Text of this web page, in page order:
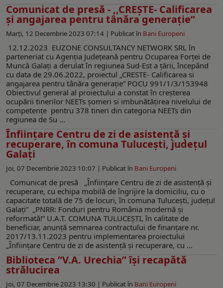
Comunicat de presă - ,,CREȘTE- Calificarea
și angajarea pentru tânăra generație”
Marți, 12 Decembrie 2023 07:14 | Publicat în Bani Europeni
12.12.2023 EUZONE CONSULTANCY NETWORK SRL în
parteneriat cu Agenția Județeană pentru Ocuparea Forței de
Muncă Galați a derulat în regiunea Sud-Est a țării, începând
cu data de 29.06.2022, proiectul „CRESTE- Calificarea si
angajarea pentru tânăra generație” POCU 991/1/3/153948
Obiectivul general al proiectului a constat în creşterea
ocupării tinerilor NEETs şomeri si imbunătăţirea nivelului de
competenţe pentru 378 tineri din categoria NEETs din
regiunea de Su ...
Înființare Centru de zi de asistență și
recuperare, în comuna Tulucești, județul
Galați
Joi, 07 Decembrie 2023 10:07 | Publicat în Bani Europeni
Comunicat de presă „Înființare Centru de zi de asistență și
recuperare, cu echipa mobilă de îngrijire la domiciliu, cu o
capacitate totală de 75 de locuri, în comuna Tulucești, județul
Galați” „PNRR: Fonduri pentru România modernă și
reformată!” U.A.T. COMUNA TULUCEȘTI, în calitate de
beneficiar, anunță semnarea contractului de finanțare nr.
2017/13.11.2023 pentru implementarea proiectului
„Înființare Centru de zi de asistență și recuperare, cu ...
Biblioteca ”V.A. Urechia” își recapătă
strălucirea
Joi, 07 Decembrie 2023 13:30 | Publicat în Bani Europeni